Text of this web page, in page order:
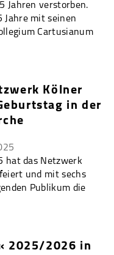
Jahren verstorben.
Jahre mit seinen
Cartusianum
Kölner
in der
hat das Netzwerk
und mit sechs
Publikum die
2025/2026 in